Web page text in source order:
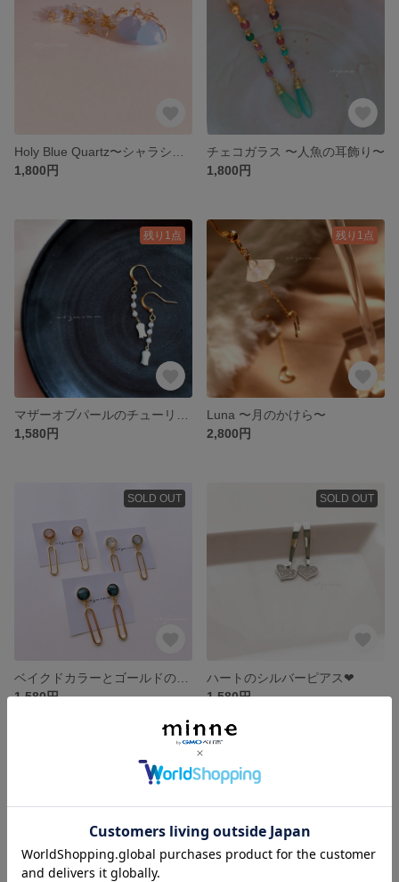
1,800円
チェコガラス 〜人魚の耳飾り〜
1,800円
残り1点
1,580円
残り1点
Luna 〜月のかけら〜
2,800円
SOLD OUT
1,580円
SOLD OUT
ハートのシルバーピアス❤︎
1,580円